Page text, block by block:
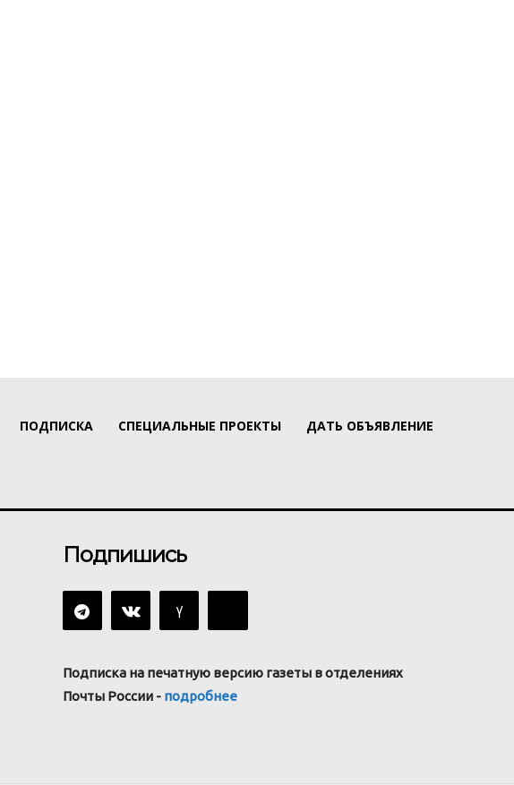
ПОДПИСКА СПЕЦИАЛЬНЫЕ ПРОЕКТЫ ДАТЬ ОБЪЯВЛЕНИЕ
Подпишись
Подписка на печатную версию газеты в отделениях
Почты России - подробнее